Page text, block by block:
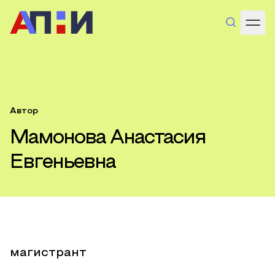
Автор
Мамонова Анастасия
Евгеньевна
магистрант